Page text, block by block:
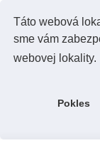
Táto webová
sme vám
webovej lokality.
Pokles